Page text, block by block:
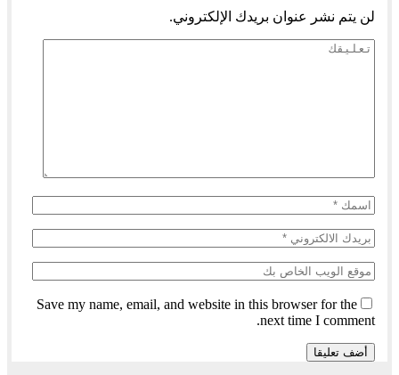
لن يتم نشر عنوان بريدك الإلكتروني.
Save my name, email, and website in this browser for the
next time I comment.